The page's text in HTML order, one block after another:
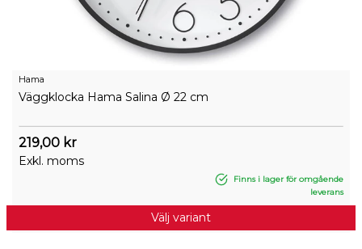
Hama
Väggklocka Hama Salina Ø 22 cm
219,00 kr
Exkl. moms
Finns i lager för omgående
leverans
Välj variant